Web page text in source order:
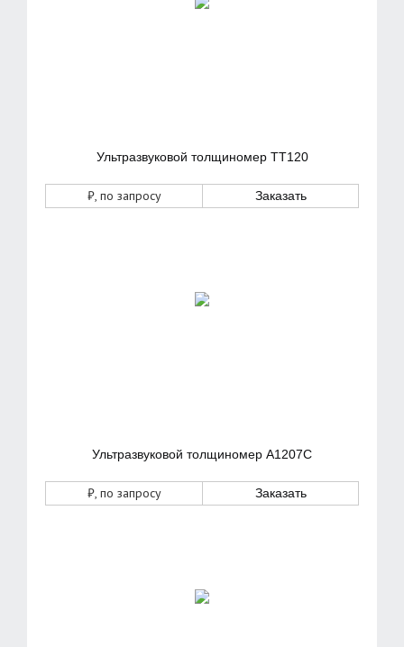
Ультразвуковой толщиномер ТТ120
₽, по запросу Заказать
Ультразвуковой толщиномер А1207С
₽, по запросу Заказать